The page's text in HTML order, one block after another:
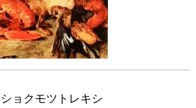
ショクモツトレキシ